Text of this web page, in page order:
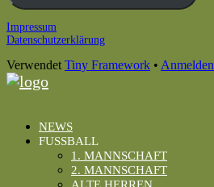
Footer
Impressum
Datenschutzerklärung
Verwendet Tiny Framework • Anmelden
NEWS
FUSSBALL
1. MANNSCHAFT
2. MANNSCHAFT